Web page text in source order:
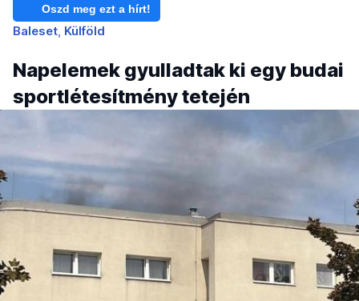
Oszd meg ezt a hírt!
Baleset Külföld
Napelemek gyulladtak ki egy budai
sportlétesítmény tetején